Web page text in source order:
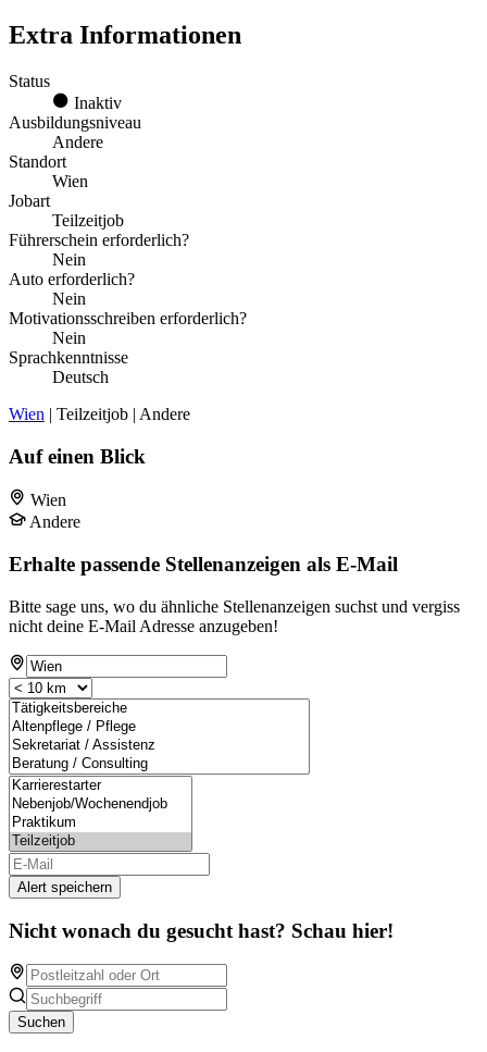
Extra Informationen
Status
Inaktiv
Ausbildungsniveau
Andere
Standort
Wien
Jobart
Teilzeitjob
Führerschein erforderlich?
Nein
Auto erforderlich?
Nein
Motivationsschreiben erforderlich?
Nein
Sprachkenntnisse
Deutsch
Wien | Teilzeitjob | Andere
Auf einen Blick
Wien
Andere
Erhalte passende Stellenanzeigen als E-Mail
Bitte sage uns, wo du ähnliche Stellenanzeigen suchst und vergiss
nicht deine E-Mail Adresse anzugeben!
Alert speichern
Nicht wonach du gesucht hast? Schau hier!
Suchen